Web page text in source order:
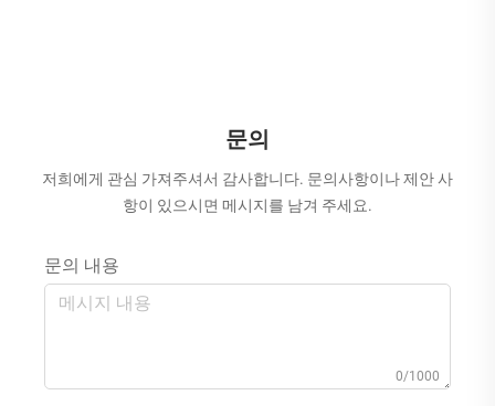
문의
저희에게 관심 가져주셔서 감사합니다. 문의사항이나 제안 사
항이 있으시면 메시지를 남겨 주세요.
문의 내용
0/1000